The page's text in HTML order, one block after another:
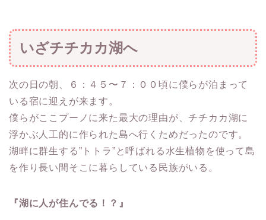
いざチチカカ湖へ
次の日の朝、６：４５〜７：００頃に僕らが泊まって
いる宿に迎えが来ます。
僕らがここプーノに来た最大の理由が、チチカカ湖に
浮かぶ人工的に作られた島へ行くためだったのです。
湖畔に群生する”トトラ”と呼ばれる水生植物を使って島
を作り長い間そこに暮らしている民族がいる。
『湖に人が住んでる！？』